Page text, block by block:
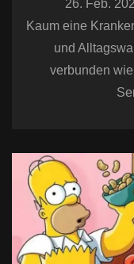
26. Feb.
Kaum eine
und
verbunden